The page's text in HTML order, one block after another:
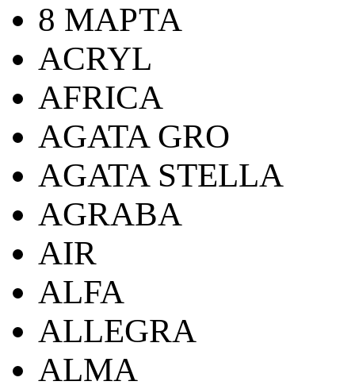
8 МАРТА
ACRYL
AFRICA
AGATA GRO
AGATA STELLA
AGRABA
AIR
ALFA
ALLEGRA
ALMA